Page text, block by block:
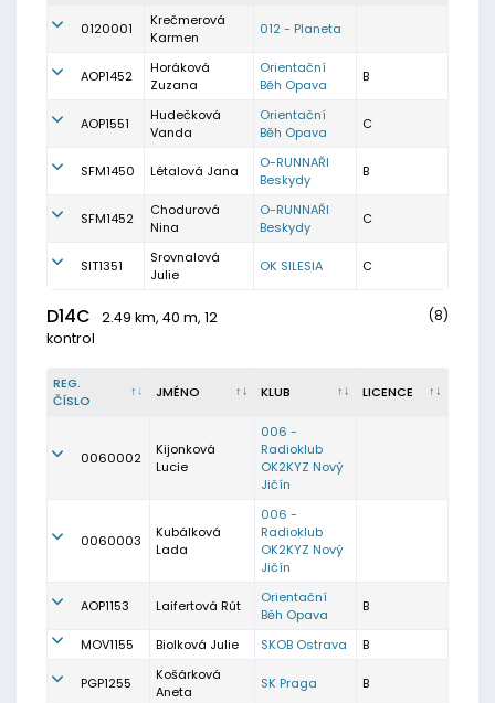
0120001
Krečmerová
Karmen
012 - Planeta
AOP1452
Horáková
Zuzana
Orientační
Běh Opava
B
AOP1551
Hudečková
Vanda
Orientační
Běh Opava
C
SFM1450 Létalová Jana
O-RUNNAŘI
Beskydy
B
SFM1452
Chodurová
Nina
O-RUNNAŘI
Beskydy
C
SIT1351
Srovnalová
Julie
OK SILESIA C
D14C
2.49 km, 40 m, 12
kontrol
(8)
REG.
ČÍSLO
JMÉNO KLUB LICENCE
0060002
Kijonková
Lucie
006 -
Radioklub
OK2KYZ Nový
Jičín
0060003
Kubálková
Lada
006 -
Radioklub
OK2KYZ Nový
Jičín
AOP1153 Laifertová Rút
Orientační
Běh Opava
B
MOV1155 Biolková Julie SKOB Ostrava B
PGP1255
Košárková
Aneta
SK Praga B